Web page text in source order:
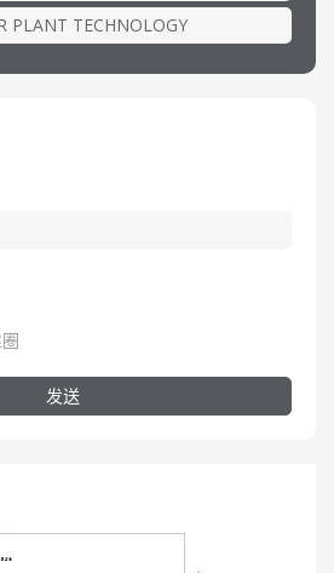
PLANT TECHNOLOGY
发送